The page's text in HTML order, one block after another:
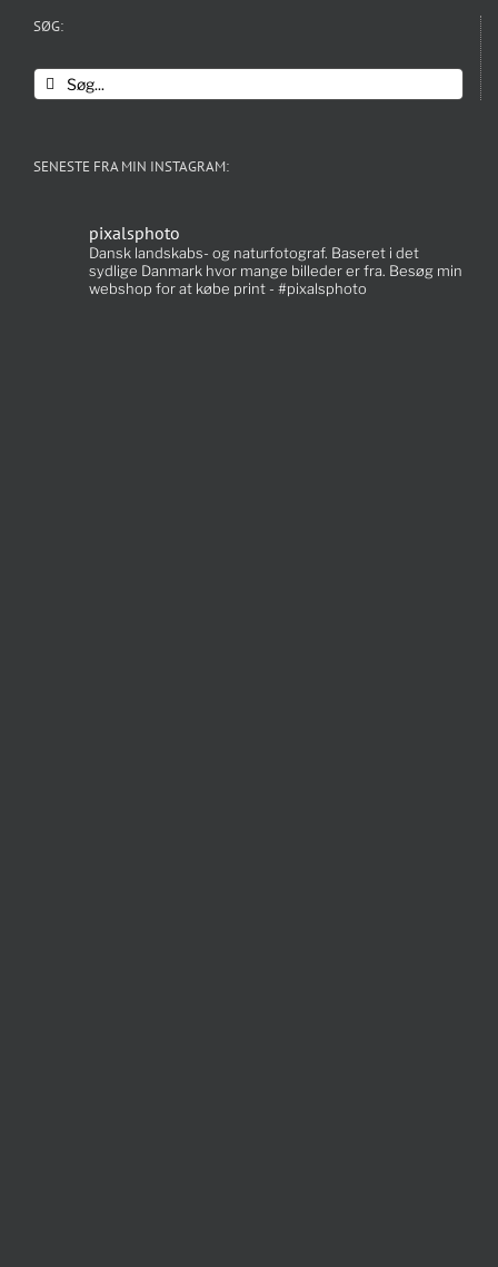
SØG:
Søg
SENESTE FRA MIN INSTAGRAM:
pixalsphoto
Dansk landskabs- og naturfotograf. Baseret i det
sydlige Danmark hvor mange billeder er fra. Besøg min
webshop for at købe print - #pixalsphoto